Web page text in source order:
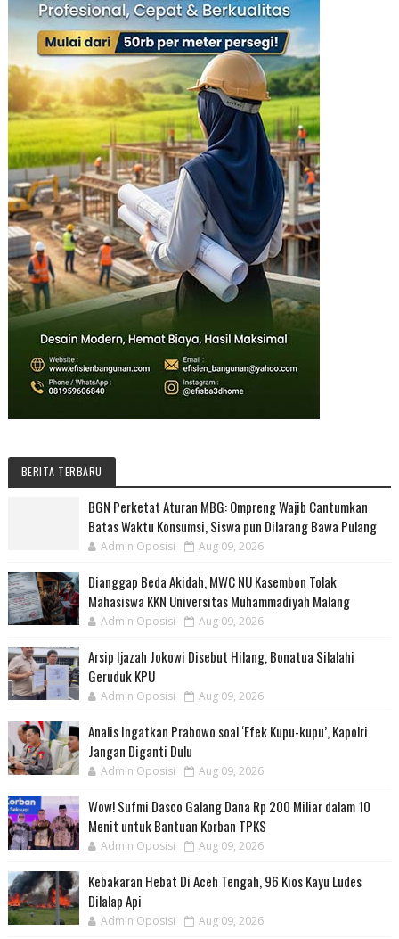
BERITA TERBARU
BGN Perketat Aturan MBG: Ompreng Wajib Cantumkan
Batas Waktu Konsumsi, Siswa pun Dilarang Bawa Pulang
Admin Oposisi Aug 09, 2026
Dianggap Beda Akidah, MWC NU Kasembon Tolak
Mahasiswa KKN Universitas Muhammadiyah Malang
Admin Oposisi Aug 09, 2026
Arsip Ijazah Jokowi Disebut Hilang, Bonatua Silalahi
Geruduk KPU
Admin Oposisi Aug 09, 2026
Analis Ingatkan Prabowo soal ‘Efek Kupu-kupu’, Kapolri
Jangan Diganti Dulu
Admin Oposisi Aug 09, 2026
Wow! Sufmi Dasco Galang Dana Rp 200 Miliar dalam 10
Menit untuk Bantuan Korban TPKS
Admin Oposisi Aug 09, 2026
Kebakaran Hebat Di Aceh Tengah, 96 Kios Kayu Ludes
Dilalap Api
Admin Oposisi Aug 09, 2026